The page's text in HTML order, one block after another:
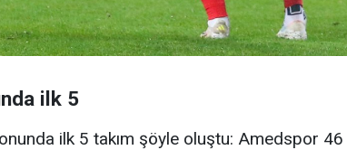
ilk 5
ilk 5 takım şöyle oluştu: Amedspor